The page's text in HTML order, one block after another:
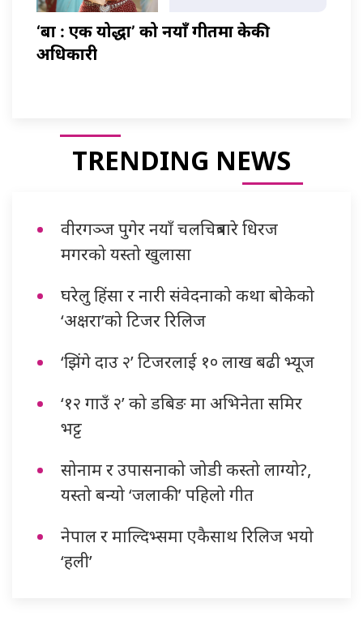
‘बा : एक योद्धा’ को नयाँ गीतमा केकी
अधिकारी
TRENDING NEWS
वीरगञ्ज पुगेर नयाँ चलचित्रबारे धिरज
मगरको यस्तो खुलासा
घरेलु हिंसा र नारी संवेदनाको कथा बोकेको
‘अक्षरा’को टिजर रिलिज
‘झिंगे दाउ २’ टिजरलाई १० लाख बढी भ्यूज
‘१२ गाउँ २’ को डबिङ मा अभिनेता समिर
भट्ट
सोनाम र उपासनाको जोडी कस्तो लाग्यो?,
यस्तो बन्यो ‘जलाकी’ पहिलो गीत
नेपाल र माल्दिभ्समा एकैसाथ रिलिज भयो
‘हली’